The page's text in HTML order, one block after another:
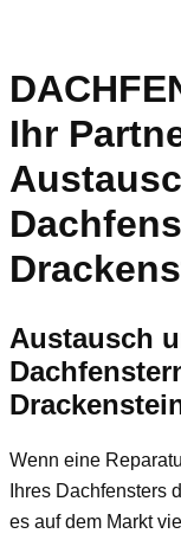
Ihr
Austausch
Wenn eine
Ihres Dachfensters
es auf dem Markt